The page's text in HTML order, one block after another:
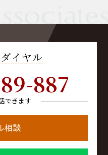
イヤル
887
できます
相談